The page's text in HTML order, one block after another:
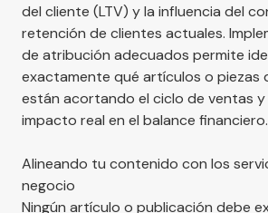
del cliente (LTV) y la influencia del
retención de clientes actuales.
de atribución adecuados permite
exactamente qué artículos o piezas
están acortando el ciclo de ventas
impacto real en el balance financiero.
Alineando tu contenido con los
negocio
Ningún artículo o publicación debe